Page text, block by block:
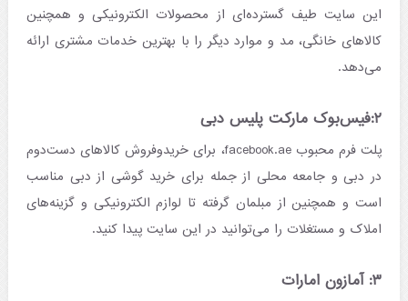
این سایت طیف گسترده‌ای از محصولات الکترونیکی و همچنین
کالاهای خانگی، مد و موارد دیگر را با بهترین خدمات مشتری ارائه
می‌دهد.
۲:فیس‌بوک مارکت پلیس دبی
پلت فرم محبوب facebook.ae، برای خریدوفروش کالاهای دست‌دوم
در دبی و جامعه محلی از جمله برای خرید گوشی از دبی مناسب
است و همچنین از مبلمان گرفته تا لوازم الکترونیکی و گزینه‌های
املاک و مستغلات را می‌توانید در این سایت پیدا کنید.
۳: آمازون امارات